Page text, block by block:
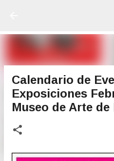
Calendario de
Exposiciones
Museo de Arte de